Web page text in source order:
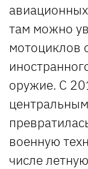
там можно
мотоциклов
оружие. С
военную
числе